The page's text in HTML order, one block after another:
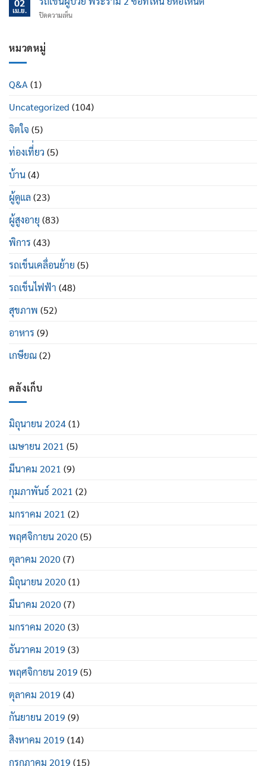
ไหน
นอน
ป้องกัน
ข้อ
บ้าง
02
เม.ย.
ปิดความเห็นบน
ยี่ห้อ
หมวดหมู่
Q&A (1)
Uncategorized (104)
จิตใจ (5)
ท่องเที่่ยว (5)
บ้าน(4)
ผู้ดูแล (23)
ผู้สูงอายุ (83)
พิการ (43)
รถเข็นเคลื่อนย้าย (5)
รถเข็นไฟฟ้า (48)
สุขภาพ (52)
อาหาร (9)
เกษียณ(2)
คลังเก็บ
มิถุนายน 2024(1)
เมษายน 2021 (5)
มีนาคม 2021 (9)
กุมภาพันธ์ 2021 (2)
มกราคม 2021 (2)
พฤศจิกายน 2020(5)
ตุลาคม 2020(7)
มิถุนายน 2020(1)
มีนาคม 2020(7)
มกราคม 2020(3)
ธันวาคม 2019 (3)
พฤศจิกายน 2019 (5)
ตุลาคม 2019 (4)
กันยายน 2019 (9)
สิงหาคม 2019 (14)
กรกฎาคม 2019 (15)